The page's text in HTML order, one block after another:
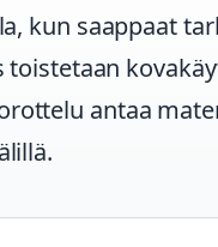
kun saappaat
toistetaan
antaa